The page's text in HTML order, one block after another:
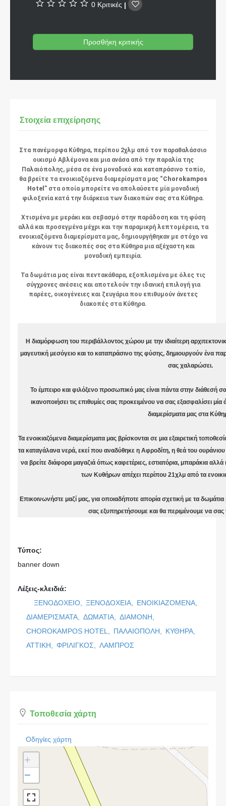
0 Κριτικές |
Προσθήκη κριτικής
Στοιχεία επιχείρησης
Στα πανέμορφα Κύθηρα, περίπου 2χλμ από τον παραθαλάσσιο
οικισμό Αβλέμονα και μια ανάσα από την παραλία της
Παλαιόπολης, μέσα σε ένα μοναδικό και καταπράσινο τοπίο,
θα βρείτε τα ενοικιαζόμενα διαμερίσματα μας “Chorokampos
Hotel ” στα οποία μπορείτε να απολαύσετε μία μοναδική
φιλοξενία κατά την διάρκεια των διακοπών σας στα Κύθηρα.
Χτισμένα με μεράκι και σεβασμό στην παράδοση και τη φύση
αλλά και προσεγμένα μέχρι και την παραμικρή λεπτομέρεια, τα
ενοικιαζόμενα διαμερίσματα μας, δημιουργήθηκαν με στόχο να
κάνουν τις διακοπές σας στα Κύθηρα μια αξέχαστη και
μοναδική εμπειρία.
Τα δωμάτια μας είναι πεντακάθαρα, εξοπλισμένα με όλες τις
σύγχρονες ανέσεις και αποτελούν την ιδανική επιλογή για
παρέες, οικογένειες και ζευγάρια που επιθυμούν άνετες
διακοπές στα Κύθηρα.
H διαμόρφωση του περιβάλλοντος χώρου με την ιδιαίτερη
μαγευτική μεσόγειο και το καταπράσινο της φύσης, δημιουργούν ένα
σας χαλαρώσει.
Το έμπειρο και φιλόξενο προσωπικό μας είναι πάντα στην διάθεσή
ικανοποιήσει τις επιθυμίες σας προκειμένου να σας εξασφαλίσει
διαμερίσματα μας στα
Τα ενοικιαζόμενα διαμερίσματα μας βρίσκονται σε μια εξαιρετική
τα καταγάλανα νερά, εκεί που αναδύθηκε η Αφροδίτη, η θεά του
να βρείτε διάφορα μαγαζιά όπως καφετέριες, εστιατόρια, μπαράκια
των Κυθήρων απέχει περίπου 21χλμ από τα
Επικοινωνήστε μαζί μας, για οποιαδήποτε απορία σχετική με τα
σας εξυπηρετήσουμε και θα περιμένουμε να
Τύπος:
banner down
Λέξεις-κλειδιά:
ΞΕΝΟΔΟΧΕΙΟ, ΞΕΝΟΔΟΧΕΙΑ, ΕΝΟΙΚΙΑΖΟΜΕΝΑ,
ΔΙΑΜΕΡΙΣΜΑΤΑ, ΔΩΜΑΤΙΑ, ΔΙΑΜΟΝΗ,
CHOROKAMPOS HOTEL, ΠΑΛΑΙΟΠΟΛΗ, ΚΥΘΗΡΑ,
ΑΤΤΙΚΗ, ΦΡΙΛΙΓΚΟΣ, ΛΑΜΠΡΟΣ
Τοποθεσία χάρτη
Οδηγίες χάρτη
+
−